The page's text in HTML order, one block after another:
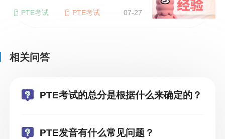
PTE考试 PTE考试 07-27
相关问答
PTE考试的总分是根据什么来确定的？
PTE发音有什么常见问题？